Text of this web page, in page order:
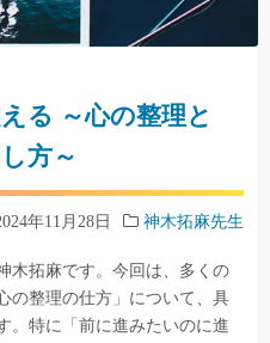
る ～心の整理と
方～
年11月28日 神木拓麻先生
木拓麻です。今回は、多くの
の整理の仕方」について、具
。特に「前に進みたいのに進